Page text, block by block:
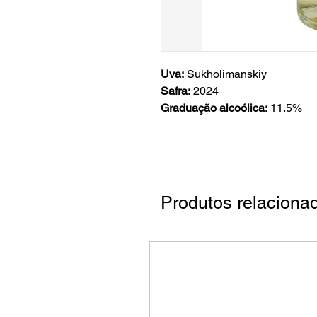
Uva: Sukholimanskiy
Safra: 2024
Graduação alcoólica: 11.5%
Produtos